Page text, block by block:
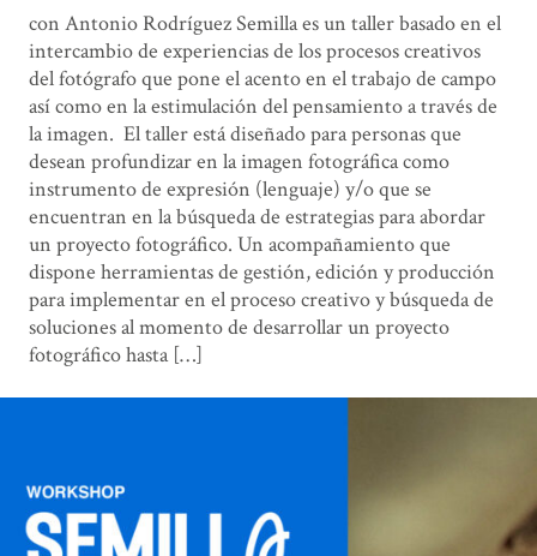
con Antonio Rodríguez Semilla es un taller basado en el
intercambio de experiencias de los procesos creativos
del fotógrafo que pone el acento en el trabajo de campo
así como en la estimulación del pensamiento a través de
la imagen. El taller está diseñado para personas que
desean profundizar en la imagen fotográfica como
instrumento de expresión (lenguaje) y/o que se
encuentran en la búsqueda de estrategias para abordar
un proyecto fotográfico. Un acompañamiento que
dispone herramientas de gestión, edición y producción
para implementar en el proceso creativo y búsqueda de
soluciones al momento de desarrollar un proyecto
fotográfico hasta […]